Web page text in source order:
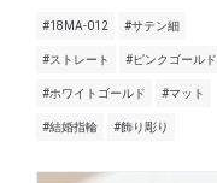
#18MA-012 #サテン細
#ストレート #ピンクゴールド
#ホワイトゴールド #マット
#結婚指輪 #飾り彫り